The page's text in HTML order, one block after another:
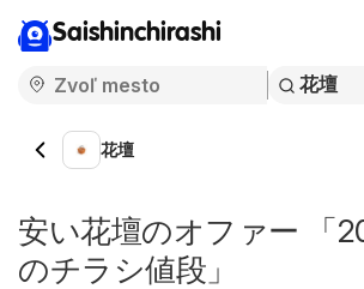
Saishinchirashi
花壇
安い花壇のオファー 「
のチラシ値段」